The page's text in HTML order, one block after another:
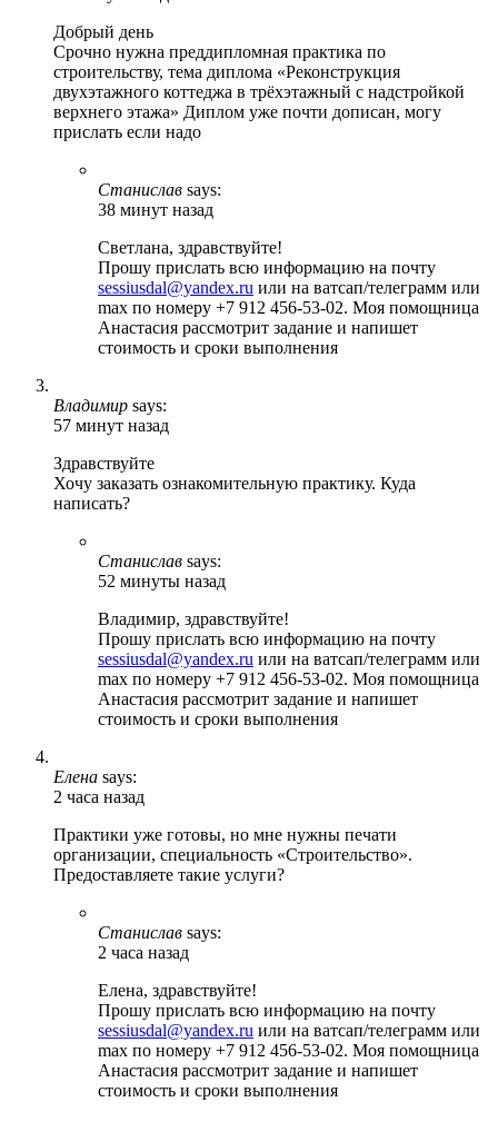
Добрый день
Срочно нужна преддипломная практика по
строительству, тема диплома «Реконструкция
двухэтажного коттеджа в трёхэтажный с надстройкой
верхнего этажа» Диплом уже почти дописан, могу
прислать если надо
Станислав says:
38 минут назад
Светлана, здравствуйте!
Прошу прислать всю информацию на почту
sessiusdal@yandex.ru или на ватсап/телеграмм или
max по номеру +7 912 456-53-02. Моя помощница
Анастасия рассмотрит задание и напишет
стоимость и сроки выполнения
Владимир says:
57 минут назад
Здравствуйте
Хочу заказать ознакомительную практику. Куда
написать?
Станислав says:
52 минуты назад
Владимир, здравствуйте!
Прошу прислать всю информацию на почту
sessiusdal@yandex.ru или на ватсап/телеграмм или
max по номеру +7 912 456-53-02. Моя помощница
Анастасия рассмотрит задание и напишет
стоимость и сроки выполнения
Елена says:
2 часа назад
Практики уже готовы, но мне нужны печати
организации, специальность «Строительство».
Предоставляете такие услуги?
Станислав says:
2 часа назад
Елена, здравствуйте!
Прошу прислать всю информацию на почту
sessiusdal@yandex.ru или на ватсап/телеграмм или
max по номеру +7 912 456-53-02. Моя помощница
Анастасия рассмотрит задание и напишет
стоимость и сроки выполнения